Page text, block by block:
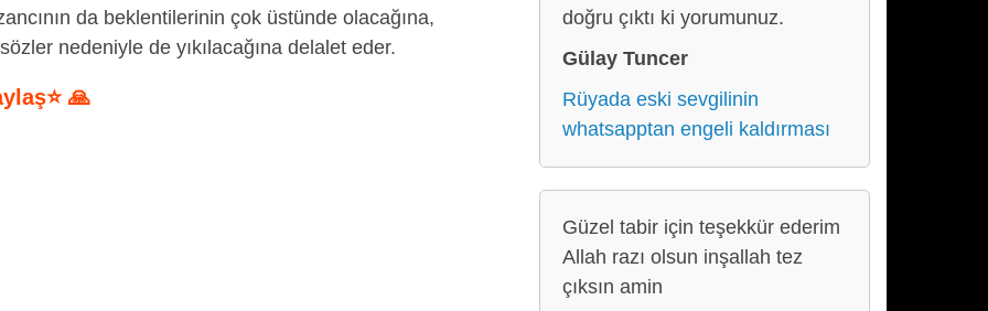
da beklentilerinin çok üstünde olacağına,
nedeniyle de yıkılacağına delalet eder.
🙏
doğru çıktı ki yorumunuz.
Gülay Tuncer
Rüyada eski sevgilinin
whatsapptan engeli kaldırması
Güzel tabir için teşekkür ederim
Allah razı olsun inşallah tez
çıksın amin